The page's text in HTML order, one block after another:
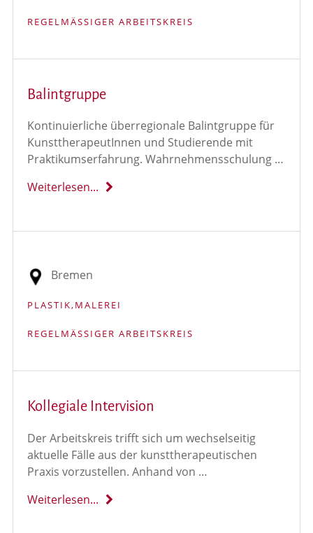
Balintgruppe
Kontinuierliche überregionale Balintgruppe für
KunsttherapeutInnen und Studierende mit
Praktikumserfahrung. Wahrnehmensschulung …
Weiterlesen...
REGELMÄSSIGER ARBEITSKREIS
Kollegiale Intervision
Der Arbeitskreis trifft sich um wechselseitig
aktuelle Fälle aus der kunsttherapeutischen
Praxis vorzustellen. Anhand von …
Weiterlesen...
Bremen
PLASTIK,MALEREI
REGELMÄSSIGER ARBEITSKREIS